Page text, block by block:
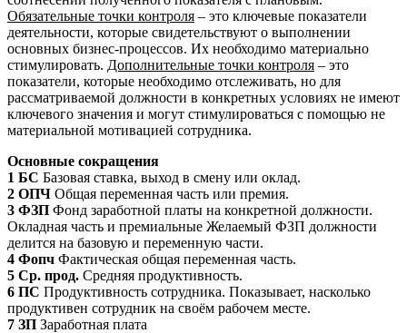
Обязательные точки контроля – это ключевые показатели
деятельности, которые свидетельствуют о выполнении
основных бизнес-процессов. Их необходимо материально
стимулировать. Дополнительные точки контроля – это
показатели, которые необходимо отслеживать, но для
рассматриваемой должности в конкретных условиях не имеют
ключевого значения и могут стимулироваться с помощью не
материальной мотивацией сотрудника.
Основные сокращения
1 БС Базовая ставка, выход в смену или оклад.
2 ОПЧ Общая переменная часть или премия.
3 ФЗП Фонд заработной платы на конкретной должности.
Окладная часть и премиальные Желаемый ФЗП должности
делится на базовую и переменную части.
4 Фопч Фактическая общая переменная часть.
5 Ср. прод. Средняя продуктивность.
6 ПС Продуктивность сотрудника. Показывает, насколько
продуктивен сотрудник на своём рабочем месте.
7 ЗП Заработная плата